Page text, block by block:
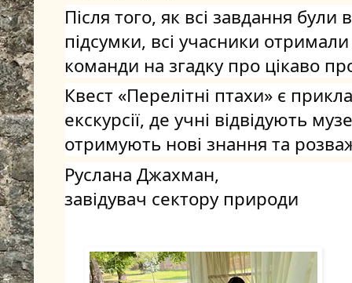
Після того, як всі завдання були
підсумки, всі учасники
команди на згадку про цікаво
Квест «Перелітні птахи» є
екскурсії, де учні відвідують
отримують нові знання та
Руслана Джахман,
завідувач сектору природи